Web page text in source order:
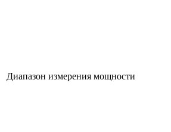
Диапазон измерения мощности